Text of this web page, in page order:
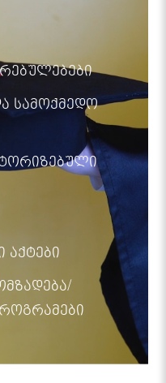
სამოქმედო
აქტები